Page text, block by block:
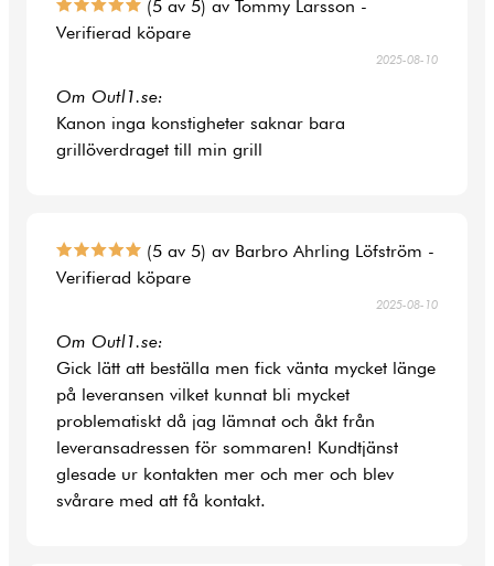
(5 av 5) av Tommy Larsson -
Verifierad köpare
2025-08-10
Om Outl1.se:
Kanon inga konstigheter saknar bara
grillöverdraget till min grill
(5 av 5) av Barbro Ahrling Löfström -
Verifierad köpare
2025-08-10
Om Outl1.se:
Gick lätt att beställa men fick vänta mycket länge
på leveransen vilket kunnat bli mycket
problematiskt då jag lämnat och åkt från
leveransadressen för sommaren! Kundtjänst
glesade ur kontakten mer och mer och blev
svårare med att få kontakt.